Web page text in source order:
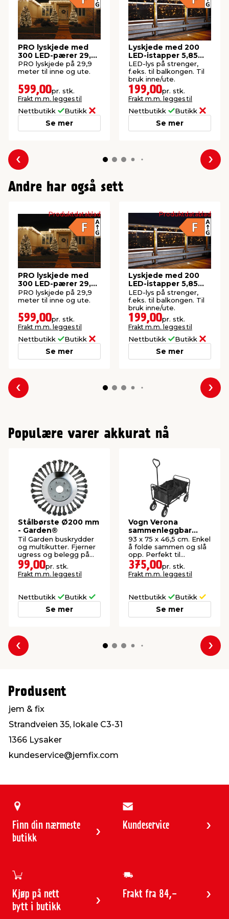
PRO lyskjede med
300 LED-pærer 29,9
meter
PRO lyskjede på 29,9
meter til inne og ute.
599,00pr. stk.
Frakt m.m. legges til
Nettbutikk Butikk
Se mer
Lyskjede med 200
LED-istapper 5,85
meter
LED-lys på strenger,
f.eks. til balkongen. Til
bruk inne/ute.
199,00pr. stk.
Frakt m.m. legges til
Nettbutikk Butikk
Se mer
Forrige
Andre har også sett
Produktdatablad
PRO lyskjede med
300 LED-pærer 29,9
meter
PRO lyskjede på 29,9
meter til inne og ute.
599,00pr. stk.
Frakt m.m. legges til
Nettbutikk Butikk
Se mer
Produktdatablad
Lyskjede med 200
LED-istapper 5,85
meter
LED-lys på strenger,
f.eks. til balkongen. Til
bruk inne/ute.
199,00pr. stk.
Frakt m.m. legges til
Nettbutikk Butikk
Se mer
Forrige
Populære varer akkurat nå
Stålbørste Ø200 mm
- Garden®
Til Garden buskrydder
og multikutter. Fjerner
ugress og belegg på
heller og harde
steinoverflater.
99,00pr. stk.
Frakt m.m. legges til
Nettbutikk Butikk
Se mer
Vogn Verona
sammenleggbar
svart - Sunlife®
93 x 75 x 46,5 cm. Enkel
å folde sammen og slå
opp. Perfekt til
utflukter og aktiviteter.
Maks belastning: 70 kg.
375,00pr. stk.
Frakt m.m. legges til
Nettbutikk Butikk
Se mer
Forrige
Produsent
jem & fix
Strandveien 35, lokale C3-31
1366 Lysaker
kundeservice@jemfix.com
Finn din nærmeste
butikk
Kundeservice
Kjøp på nett
bytt i butikk
Frakt fra 84,-